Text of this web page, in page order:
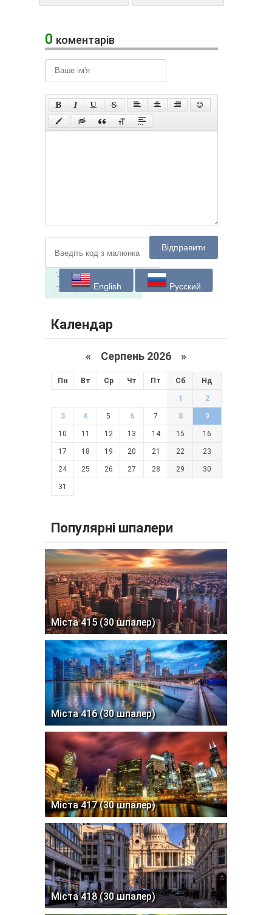
0 коментарів
Відправити
English Русский
Календар
« Серпень 2026 »
Пн Вт Ср Чт Пт Сб Нд
1 2
3 4 5 6 7 8 9
10 11 12 13 14 15 16
17 18 19 20 21 22 23
24 25 26 27 28 29 30
31
Популярні шпалери
Міста 415 (30 шпалер)
Міста 416 (30 шпалер)
Міста 417 (30 шпалер)
Міста 418 (30 шпалер)